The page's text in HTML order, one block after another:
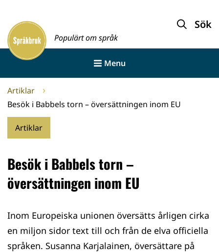
innehållet
Framsida
Populärt om språk
Sök
Menu
Artiklar
Besök i Babbels torn – översättningen inom EU
Artiklar
Besök i Babbels torn –
översättningen inom EU
Inom Europeiska unionen översätts årligen cirka
en miljon sidor text till och från de elva officiella
språken. Susanna Karjalainen, översättare på